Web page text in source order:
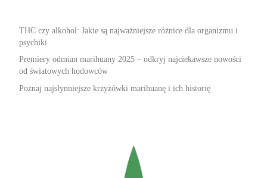
THC czy alkohol: Jakie są najważniejsze różnice dla organizmu i
psychiki
Premiery odmian marihuany 2025 – odkryj najciekawsze nowości
od światowych hodowców
Poznaj najsłynniejsze krzyżówki marihuanę i ich historię